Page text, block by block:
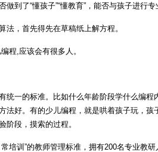
到了“懂孩子”“懂教育”，能否与孩子进行专
，首先得先在草稿纸上解方程。
程,应该会有很多人。
统一的标准。比如什么年龄阶段学什么编
法好。有的少儿编程，就是哄着孩子玩，
阶段，摸索的过程。
培训”的教师管理标准，拥有200名专业